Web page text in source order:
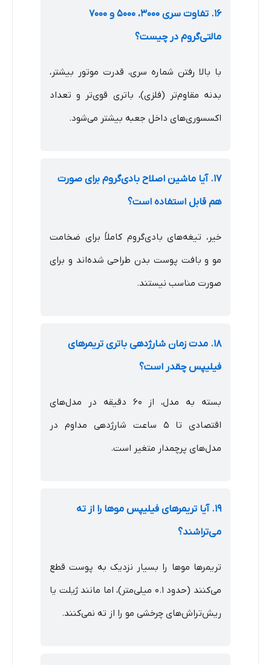
۱۶. تفاوت سری ۳۰۰۰، ۵۰۰۰ و ۷۰۰۰
مالتی‌گروم در چیست؟
با بالا رفتن شماره سری، قدرت موتور بیشتر،
بدنه مقاوم‌تر (فلزی)، باتری قوی‌تر و تعداد
اکسسوری‌های داخل جعبه بیشتر می‌شود.
۱۷. آیا ماشین اصلاح بادی‌گروم برای صورت
هم قابل استفاده است؟
خیر، تیغه‌های بادی‌گروم کاملاً برای ضخامت
مو و بافت پوست بدن طراحی شده‌اند و برای
صورت مناسب نیستند.
۱۸. مدت زمان شارژدهی باتری تریمرهای
فیلیپس چقدر است؟
بسته به مدل، از ۶۰ دقیقه در مدل‌های
اقتصادی تا ۵ ساعت شارژدهی مداوم در
مدل‌های پرچمدار متغیر است.
۱۹. آیا تریمرهای فیلیپس موها را از ته
می‌تراشند؟
تریمرها موها را بسیار نزدیک به پوست قطع
می‌کنند (حدود ۰.۱ میلی‌متر)، اما مانند ژیلت یا
ریش‌تراش‌های چرخشی مو را از ته نمی‌کنند.